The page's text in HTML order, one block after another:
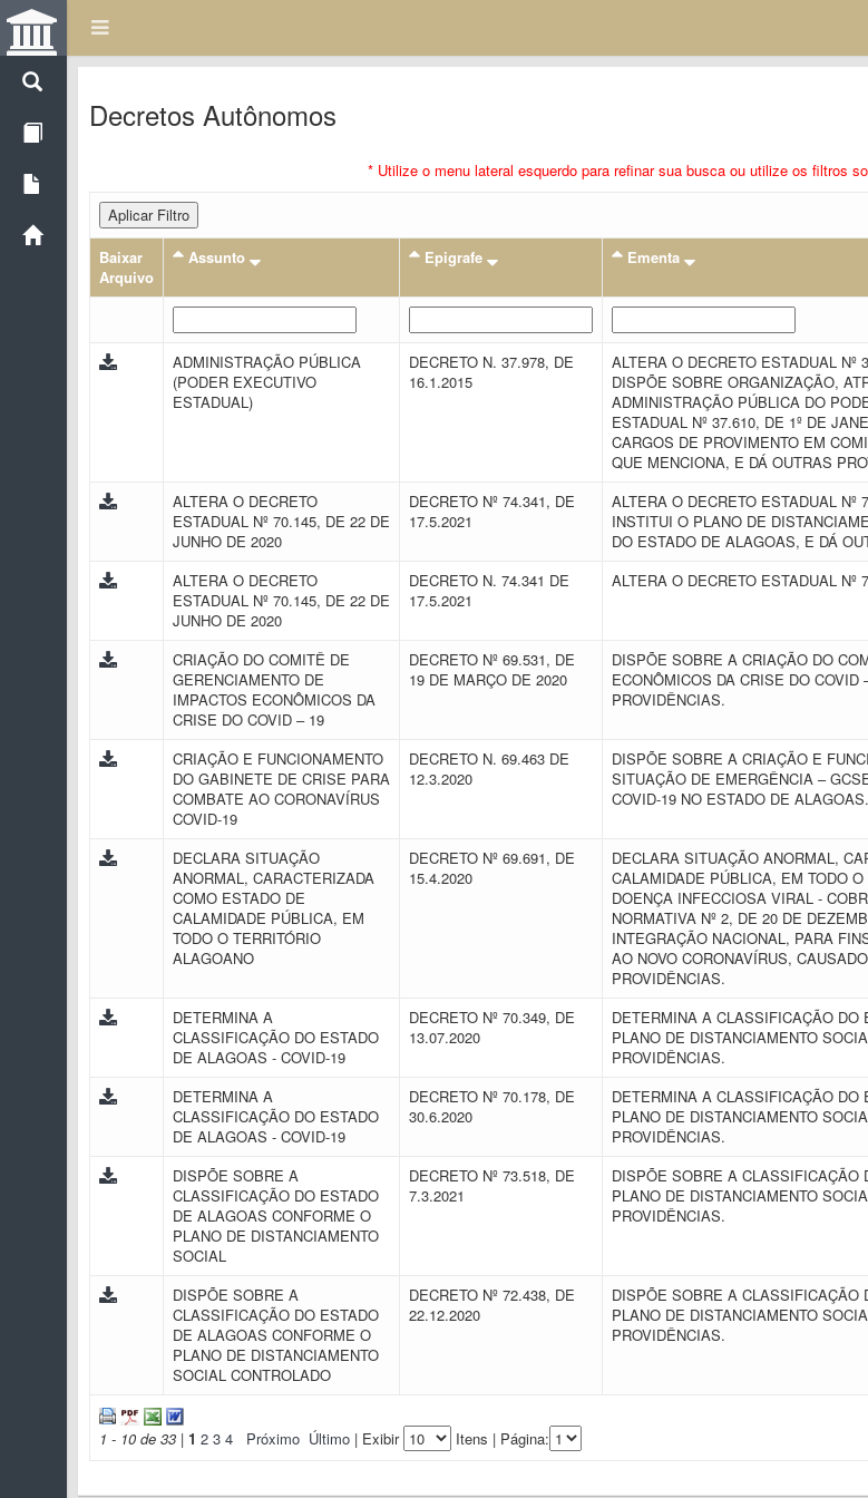
Decretos Autônomos
* Utilize o menu lateral esquerdo para refinar sua busca ou utilize os filtros
Aplicar Filtro
Baixar
Arquivo
Assunto Epigrafe Ementa
ADMINISTRAÇÃO PÚBLICA
(PODER EXECUTIVO
ESTADUAL)
DECRETO N. 37.978, DE
16.1.2015
ALTERA O DECRETO ESTADUAL
DISPÕE SOBRE ORGANIZAÇÃO,
ADMINISTRAÇÃO PÚBLICA DO
ESTADUAL Nº 37.610, DE 1º DE
CARGOS DE PROVIMENTO EM
QUE MENCIONA, E DÁ OUTRAS
ALTERA O DECRETO
ESTADUAL Nº 70.145, DE 22 DE
JUNHO DE 2020
DECRETO Nº 74.341, DE
17.5.2021
ALTERA O DECRETO ESTADUAL
INSTITUI O PLANO DE
DO ESTADO DE ALAGOAS, E DÁ
ALTERA O DECRETO
ESTADUAL Nº 70.145, DE 22 DE
JUNHO DE 2020
DECRETO N. 74.341 DE
17.5.2021
ALTERA O DECRETO ESTADUAL Nº
CRIAÇÃO DO COMITÊ DE
GERENCIAMENTO DE
IMPACTOS ECONÔMICOS DA
CRISE DO COVID – 19
DECRETO Nº 69.531, DE
19 DE MARÇO DE 2020
DISPÕE SOBRE A CRIAÇÃO DO
ECONÔMICOS DA CRISE DO
PROVIDÊNCIAS.
CRIAÇÃO E FUNCIONAMENTO
DO GABINETE DE CRISE PARA
COMBATE AO CORONAVÍRUS
COVID-19
DECRETO N. 69.463 DE
12.3.2020
DISPÕE SOBRE A CRIAÇÃO E
SITUAÇÃO DE EMERGÊNCIA –
COVID-19 NO ESTADO DE ALAGOAS.
DECLARA SITUAÇÃO
ANORMAL, CARACTERIZADA
COMO ESTADO DE
CALAMIDADE PÚBLICA, EM
TODO O TERRITÓRIO
ALAGOANO
DECRETO Nº 69.691, DE
15.4.2020
DECLARA SITUAÇÃO ANORMAL,
CALAMIDADE PÚBLICA, EM TODO
DOENÇA INFECCIOSA VIRAL -
NORMATIVA Nº 2, DE 20 DE
INTEGRAÇÃO NACIONAL, PARA
AO NOVO CORONAVÍRUS,
PROVIDÊNCIAS.
DETERMINA A
CLASSIFICAÇÃO DO ESTADO
DE ALAGOAS - COVID-19
DECRETO Nº 70.349, DE
13.07.2020
DETERMINA A CLASSIFICAÇÃO
PLANO DE DISTANCIAMENTO
PROVIDÊNCIAS.
DETERMINA A
CLASSIFICAÇÃO DO ESTADO
DE ALAGOAS - COVID-19
DECRETO Nº 70.178, DE
30.6.2020
DETERMINA A CLASSIFICAÇÃO
PLANO DE DISTANCIAMENTO
PROVIDÊNCIAS.
DISPÕE SOBRE A
CLASSIFICAÇÃO DO ESTADO
DE ALAGOAS CONFORME O
PLANO DE DISTANCIAMENTO
SOCIAL
DECRETO Nº 73.518, DE
7.3.2021
DISPÕE SOBRE A CLASSIFICAÇÃO
PLANO DE DISTANCIAMENTO
PROVIDÊNCIAS.
DISPÕE SOBRE A
CLASSIFICAÇÃO DO ESTADO
DE ALAGOAS CONFORME O
PLANO DE DISTANCIAMENTO
SOCIAL CONTROLADO
DECRETO Nº 72.438, DE
22.12.2020
DISPÕE SOBRE A CLASSIFICAÇÃO
PLANO DE DISTANCIAMENTO
PROVIDÊNCIAS.
1 - 10 de 33 | 1 2 3 4 Próximo Último | Exibir Itens | Página: